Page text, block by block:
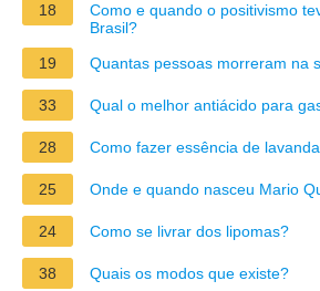
18
Como e quando o positivismo
Brasil?
19
Quantas pessoas morreram na
33 Qual o melhor antiácido para
28 Como fazer essência de
25 Onde e quando nasceu Mario
24 Como se livrar dos lipomas?
38 Quais os modos que existe?